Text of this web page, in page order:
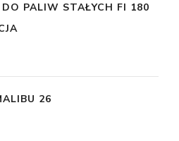
PALIW STAŁYCH FI 180
26